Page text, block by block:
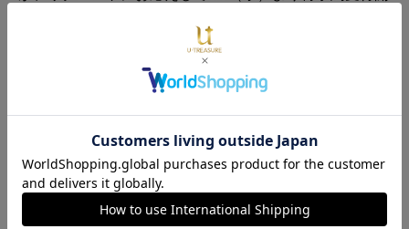
普段使いしやすいシンプルでスタイリッシュなデザイ
ン。
重ね着けや、チェーンに通してリングネックレスにする
などのアレンジもお楽しみいただけます。
-----------------------------------------------------------